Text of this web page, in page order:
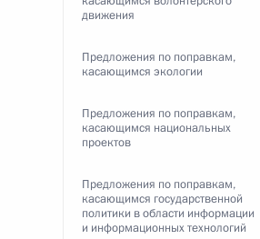
10 12м
6 10м
движения
Предложения по поправкам,
касающимся экологии
Предложения по поправкам,
касающимся национальных
проектов
Предложения по поправкам,
касающимся государственной
политики в области информации
и информационных технологий